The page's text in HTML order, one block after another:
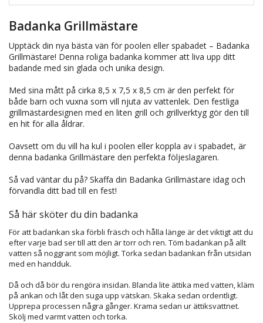
Badanka Grillmästare
Upptäck din nya bästa vän för poolen eller spabadet – Badanka
Grillmästare! Denna roliga badanka kommer att liva upp ditt
badande med sin glada och unika design.
Med sina mått på cirka 8,5 x 7,5 x 8,5 cm är den perfekt för
både barn och vuxna som vill njuta av vattenlek. Den festliga
grillmästardesignen med en liten grill och grillverktyg gör den till
en hit för alla åldrar.
Oavsett om du vill ha kul i poolen eller koppla av i spabadet, är
denna badanka Grillmästare den perfekta följeslagaren.
Så vad väntar du på? Skaffa din Badanka Grillmästare idag och
förvandla ditt bad till en fest!
Så här sköter du din badanka
För att badankan ska förbli fräsch och hålla länge är det viktigt att du
efter varje bad ser till att den är torr och ren. Töm badankan på allt
vatten så noggrant som möjligt. Torka sedan badankan från utsidan
med en handduk.
Då och då bör du rengöra insidan. Blanda lite ättika med vatten, kläm
på ankan och låt den suga upp vätskan. Skaka sedan ordentligt.
Upprepa processen några gånger. Krama sedan ur ättiksvattnet.
Skölj med varmt vatten och torka.